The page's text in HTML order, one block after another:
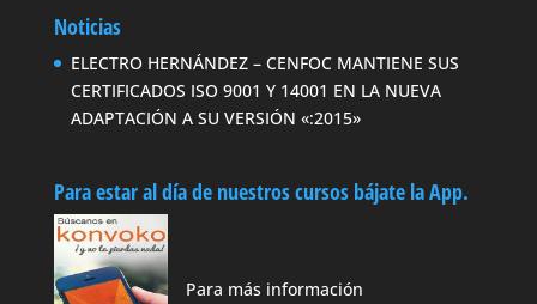
Noticias
ELECTRO HERNÁNDEZ – CENFOC MANTIENE SUS
CERTIFICADOS ISO 9001 Y 14001 EN LA NUEVA
ADAPTACIÓN A SU VERSIÓN «:2015»
Para estar al día de nuestros cursos bájate la App.
Para más información